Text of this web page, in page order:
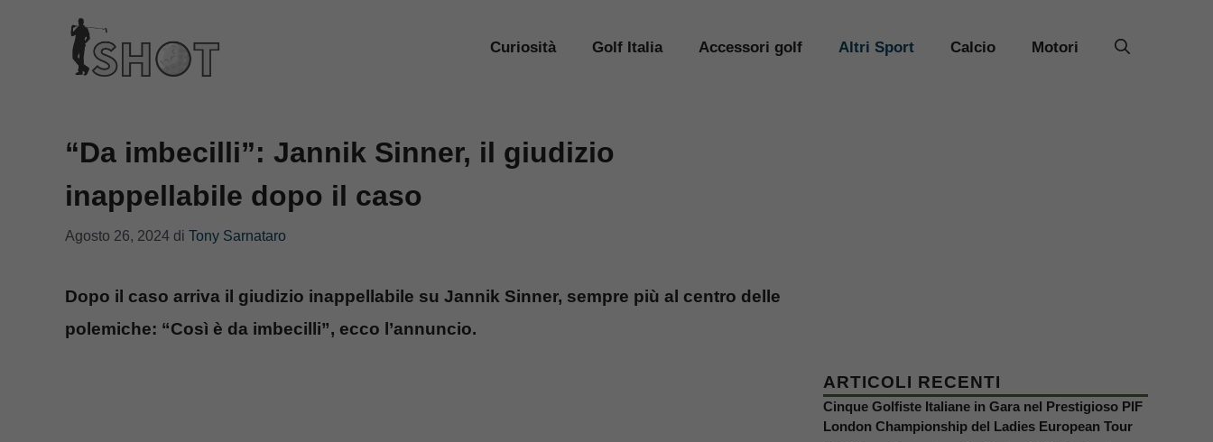
contenuto
Curiosità Golf Italia Accessori golf Altri Sport Calcio Motori
“Da imbecilli”: Jannik Sinner, il giudizio
inappellabile dopo il caso
Agosto 26, 2024 di Tony Sarnataro
Dopo il caso arriva il giudizio inappellabile su Jannik Sinner, sempre più al centro delle
polemiche: “Così è da imbecilli”, ecco l’annuncio.
ARTICOLI RECENTI
Cinque Golfiste Italiane in Gara nel Prestigioso PIF
London Championship del Ladies European Tour